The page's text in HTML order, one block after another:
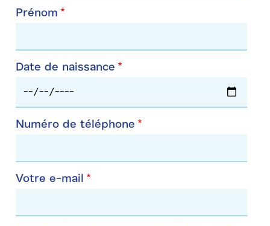
Prénom
Date de naissance
Numéro de téléphone
Votre e-mail